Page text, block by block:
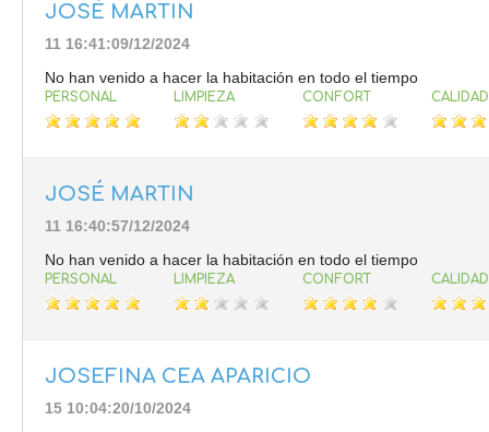
JOSÉ MARTIN
11 16:41:09/12/2024
No han venido a hacer la habitación en todo el tiempo
PERSONAL LIMPIEZA CONFORT
JOSÉ MARTIN
11 16:40:57/12/2024
No han venido a hacer la habitación en todo el tiempo
PERSONAL LIMPIEZA CONFORT
JOSEFINA CEA APARICIO
15 10:04:20/10/2024